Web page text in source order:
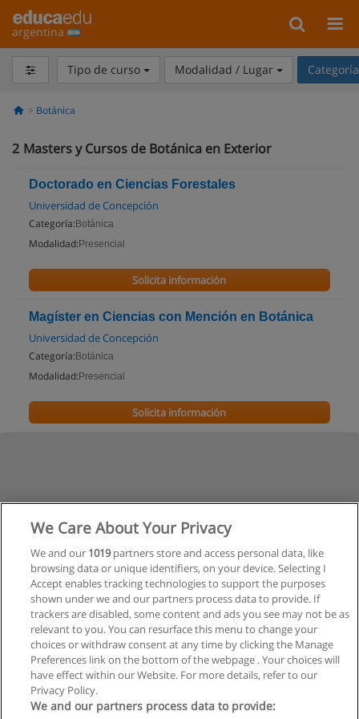
argentina
Tipo de curso Modalidad / Lugar
Botánica
2 Masters y Cursos de Botánica en Exterior
Doctorado en Ciencias Forestales
Universidad de Concepción
Categoría: Botánica
Modalidad: Presencial
Solicita información
Magíster en Ciencias con Mención en Botánica
Universidad de Concepción
Categoría: Botánica
Modalidad: Presencial
Solicita información
We Care About Your Privacy
We and our 1019partners store and access personal data, like
browsing data or unique identifiers, on your device. Selecting I
Accept enables tracking technologies to support the purposes
shown under we and our partners process data to provide. If
trackers are disabled, some content and ads you see may not be as
relevant to you. You can resurface this menu to change your
choices or withdraw consent at any time by clicking the Manage
Preferences link on the bottom of the webpage . Your choices will
have effect within our Website. For more details, refer to our
Privacy Policy.
We and our partners process data to provide: